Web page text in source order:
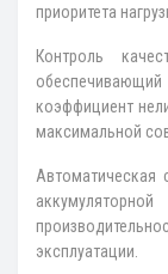
приоритета
Контроль
коэффициент
максимальной
Автоматическая
эксплуатации.